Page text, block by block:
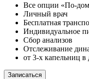
Все опции «По-
Личный врач
Бесплатная
Индивидуальное
Сбор анализов
Отслеживание
от 3-х капельниц в
Записаться